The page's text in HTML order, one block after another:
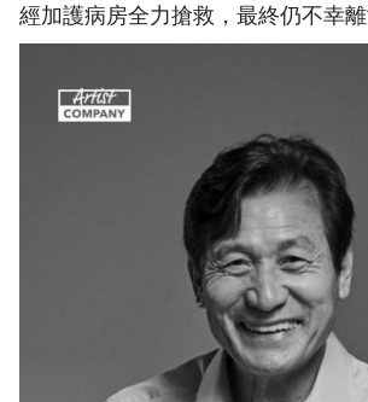
經加護病房全力搶救，最終仍不幸離